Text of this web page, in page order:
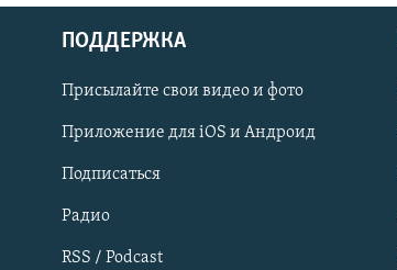
Українською
Qırımtatar
ПРИСОЕДИНЯЙТЕСЬ!
ПОДДЕРЖКА
Присылайте свои видео и фото
Приложение для iOS и Андроид
Подписаться
Радио
RSS / Podcast